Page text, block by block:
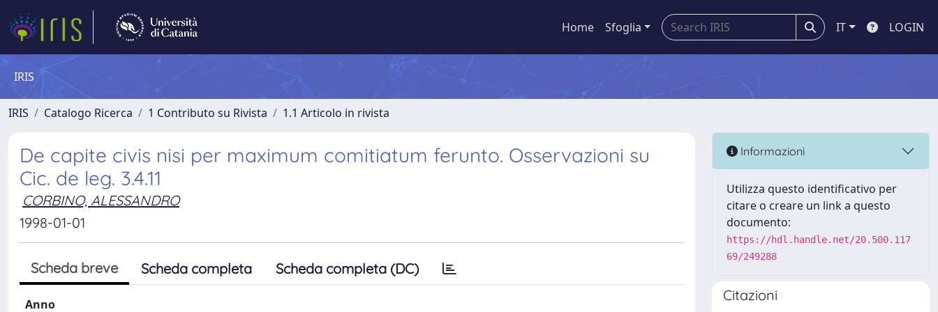
Home Sfoglia IT LOGIN
IRIS
IRIS Catalogo Ricerca 1 Contributo su Rivista 1.1 Articolo in rivista
De capite civis nisi per maximum comitiatum ferunto. Osservazioni su
Cic. de leg. 3.4.11
CORBINO, ALESSANDRO
1998-01-01
Scheda breve Scheda completa Scheda completa (DC)
Anno
Informazioni
Utilizza questo identificativo per
citare o creare un link a questo
documento:
https://hdl.handle.net/20.500.117
69/249288
Citazioni